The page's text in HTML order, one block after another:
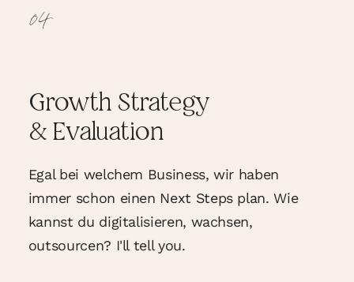
04
Growth Strategy
& Evaluation
Egal bei welchem Business, wir haben
immer schon einen Next Steps plan. Wie
kannst du digitalisieren, wachsen,
outsourcen? I'll tell you.